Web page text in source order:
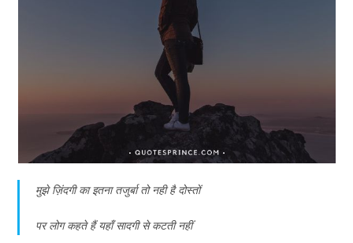
मुझे ज़िंदगी का इतना तजुर्बा तो नही है दोस्तों
पर लोग कहते हैं यहाँ सादगी से कटती नहीं